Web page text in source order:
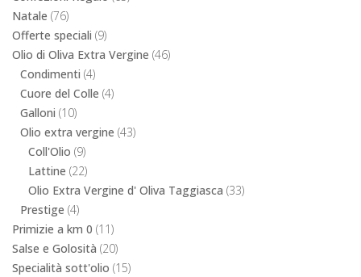
Natale (76)
Offerte speciali (9)
Olio di Oliva Extra Vergine (46)
Condimenti (4)
Cuore del Colle (4)
Galloni (10)
Olio extra vergine (43)
Coll'Olio (9)
Lattine (22)
Olio Extra Vergine d' Oliva Taggiasca (33)
Prestige (4)
Primizie a km 0 (11)
Salse e Golosità (20)
Specialità sott'olio (15)